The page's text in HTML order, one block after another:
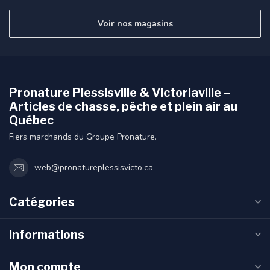
Voir nos magasins
Pronature Plessisville & Victoriaville –
Articles de chasse, pêche et plein air au
Québec
Fiers marchands du Groupe Pronature.
web@pronatureplessisvicto.ca
Catégories
Informations
Mon compte